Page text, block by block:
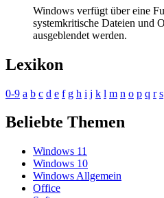
Windows verfügt über eine
systemkritische Dateien und
ausgeblendet werden.
Lexikon
0-9 a b c d e f g h i j k l m n o p q r s
Beliebte Themen
Windows 11
Windows 10
Windows Allgemein
Office